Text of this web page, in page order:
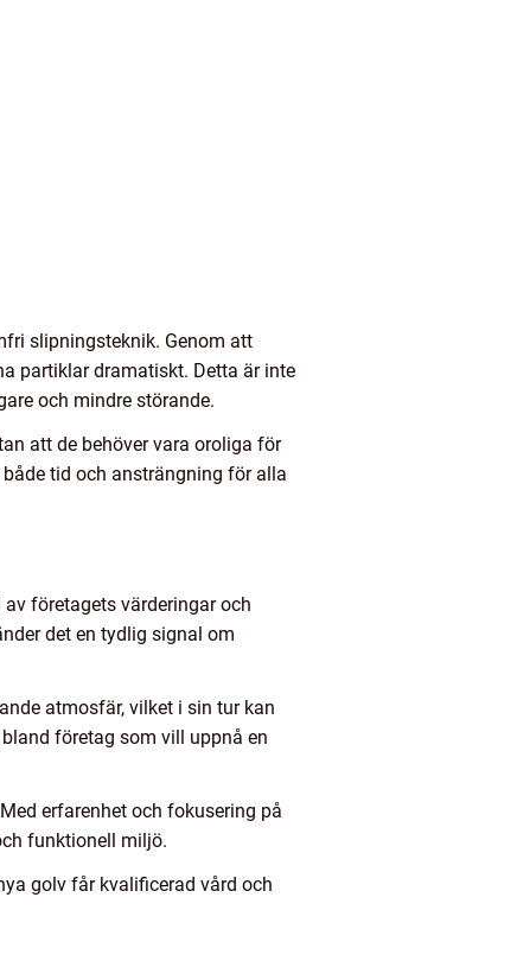
slipningsteknik. Genom att
partiklar dramatiskt. Detta är inte
och mindre störande.
att de behöver vara oroliga för
tid och ansträngning för alla
företagets värderingar och
det en tydlig signal om
atmosfär, vilket i sin tur kan
företag som vill uppnå en
erfarenhet och fokusering på
funktionell miljö.
golv får kvalificerad vård och